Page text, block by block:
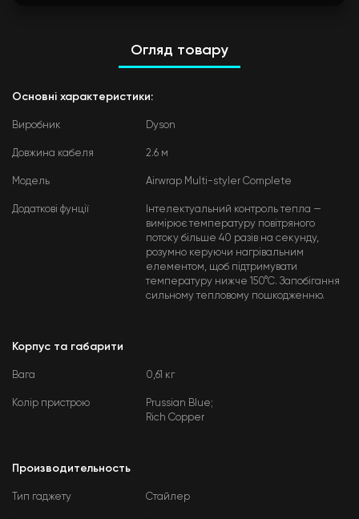
Огляд товару
Основні характеристики:
Виробник Dyson
Довжина кабеля 2.6 м
Модель Airwrap Multi-styler Complete
Додаткові фунції
Інтелектуальний контроль тепла —
вимірює температуру повітряного
потоку більше 40 разів на секунду,
розумно керуючи нагрівальним
елементом, щоб підтримувати
температуру нижче 150°C. Запобігання
сильному тепловому пошкодженню.
Корпус та габарити
Вага 0,61 кг
Колір пристрою
Prussian Blue;
Rich Copper
Производительность
Тип гаджету Стайлер